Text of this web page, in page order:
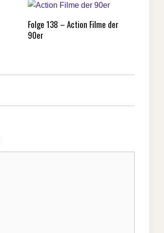
Folge 138 – Action Filme der
90er